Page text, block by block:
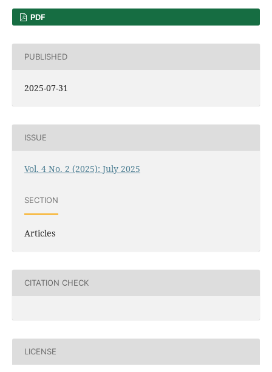
PDF
PUBLISHED
2025-07-31
ISSUE
Vol. 4 No. 2 (2025): July 2025
SECTION
Articles
CITATION CHECK
LICENSE